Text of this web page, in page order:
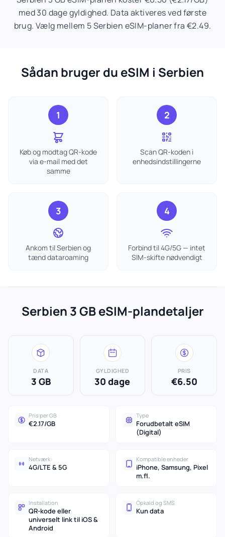
med 30 dage gyldighed. Data aktiveres ved første
brug. Vælg mellem 5 Serbien eSIM-planer fra €2.49.
Sådan bruger du eSIM i Serbien
1
Køb og modtag QR-kode
via e-mail med det
samme
2
Scan QR-koden i
enhedsindstillingerne
3
Ankom til Serbien og
tænd dataroaming
4
Forbind til 4G/5G — intet
SIM-skifte nødvendigt
Serbien 3 GB eSIM-plandetaljer
DATA
3 GB
GYLDIGHED
30 dage
PRIS
€6.50
Pris per GB
€2.17/GB
Type
Forudbetalt eSIM
(Digital)
Netværk
4G/LTE & 5G
Kompatible enheder
iPhone, Samsung, Pixel
m.fl.
Installation
QR-kode eller
universelt link til iOS &
Android
Opkald og SMS
Kun data